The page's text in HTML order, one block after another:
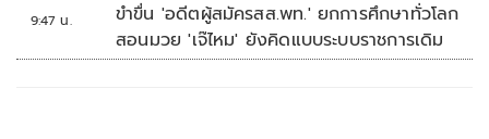
9:47 น.
ขำขื่น 'อดีตผู้สมัครสส.พท.' ยกการศึกษาทั่วโลก
สอนมวย 'เจ๊ไหม' ยังคิดแบบระบบราชการเดิม